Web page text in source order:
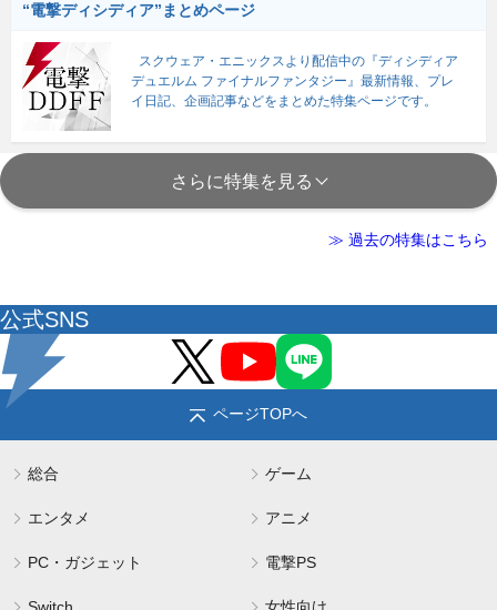
“電撃ディシディア”まとめページ
スクウェア・エニックスより配信中の『ディシディア
デュエルム ファイナルファンタジー』最新情報、プレ
イ日記、企画記事などをまとめた特集ページです。
さらに特集を見る
≫ 過去の特集はこちら
公式SNS
ページTOPへ
総合 ゲーム
エンタメ アニメ
PC・ガジェット 電撃PS